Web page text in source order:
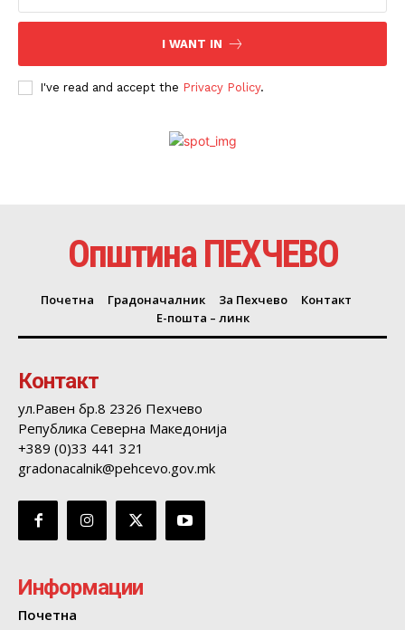
I WANT IN
I've read and accept the Privacy Policy.
Општина ПЕХЧЕВО
Почетна Градоначалник За Пехчево
Контакт
Е-пошта – линк
Контакт
ул.Равен бр.8 2326 Пехчево
Република Северна Македонија
+389 (0)33 441 321
gradonacalnik@pehcevo.gov.mk
Информации
Почетна